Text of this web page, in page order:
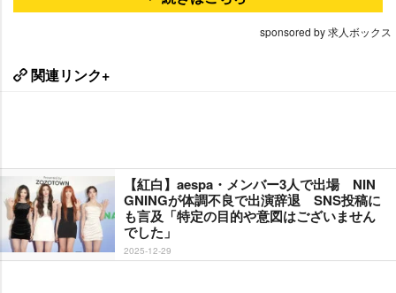
sponsored by 求人ボックス
関連リンク+
【紅白】aespa・メンバー3人で出場 NIN
GNINGが体調不良で出演辞退 SNS投稿に
も言及「特定の目的や意図はございません
でした」
2025-12-29